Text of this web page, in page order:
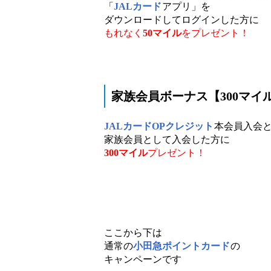
「 JALカードアプリ」を
ダウンロードしてログインした方に
もれなく 50マイルをプレゼント！
家族会員ボーナス【300マイル
JALカードOPクレジット 本会員入会
家族会員として入会した方に
300マイルプレゼント！
ここから下は
通常の小田急ポイントカードの
キャンペーンです